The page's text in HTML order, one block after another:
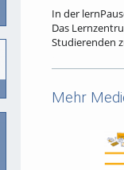
In der
Das
Studierenden
Verbindung
z.B. in
Kategorien:
Mehr